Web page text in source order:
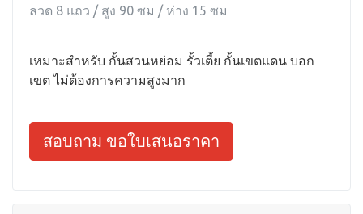
ลวด 8 แถว / สูง 90 ซม / ห่าง 15 ซม
เหมาะสำหรับ กั้นสวนหย่อม รั้วเตี้ย กั้นเขตแดน บอก
เขต ไม่ต้องการความสูงมาก
สอบถาม ขอใบเสนอราคา